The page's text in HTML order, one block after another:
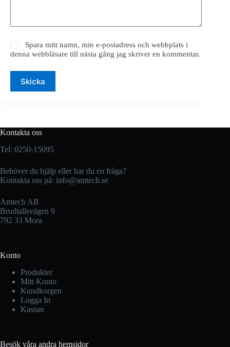
Spara mitt namn, min e-postadress och webbplats i
denna webbläsare till nästa gång jag skriver en kommentar.
Skicka
Kontakta oss
Tel: 0250-15095
Behöver du hjälp eller har du en fråga?
Kontakta oss på: info@amtech.se
Amtech AB
Brudtallsvägen 9
792 33 Mora
Konto
Produkter
Mitt Konto
Kundkorgen
Logga In
Kassan
Besök våra andra hemsidor